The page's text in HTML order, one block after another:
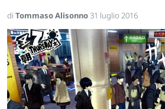
di Tommaso Alisonno31 luglio 2016